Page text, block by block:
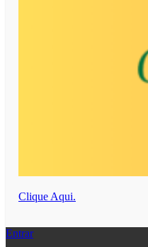
Clique Aqui.
Entrar